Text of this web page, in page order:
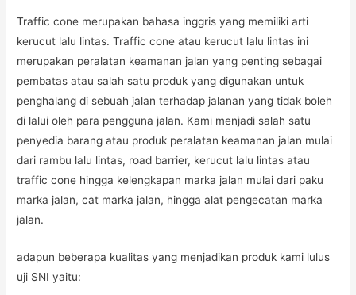
Traffic cone merupakan bahasa inggris yang memiliki arti
kerucut lalu lintas. Traffic cone atau kerucut lalu lintas ini
merupakan peralatan keamanan jalan yang penting sebagai
pembatas atau salah satu produk yang digunakan untuk
penghalang di sebuah jalan terhadap jalanan yang tidak boleh
di lalui oleh para pengguna jalan. Kami menjadi salah satu
penyedia barang atau produk peralatan keamanan jalan mulai
dari rambu lalu lintas, road barrier, kerucut lalu lintas atau
traffic cone hingga kelengkapan marka jalan mulai dari paku
marka jalan, cat marka jalan, hingga alat pengecatan marka
jalan.
adapun beberapa kualitas yang menjadikan produk kami lulus
uji SNI yaitu: